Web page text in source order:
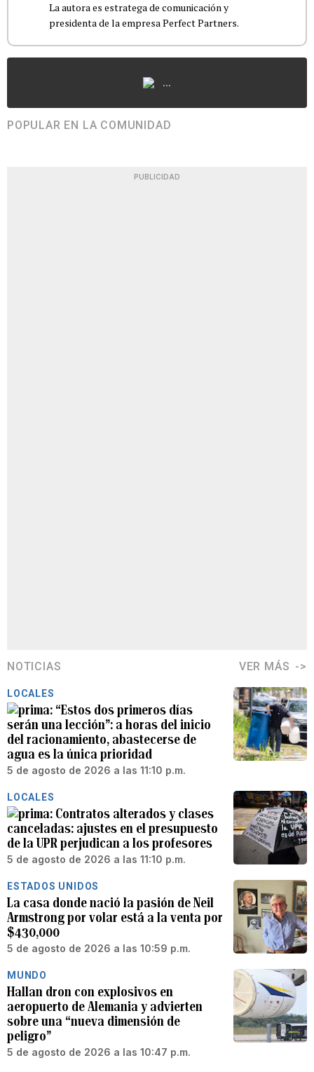
La autora es estratega de comunicación y
presidenta de la empresa Perfect Partners.
...
POPULAR EN LA COMUNIDAD
PUBLICIDAD
NOTICIAS VER MÁS
LOCALES
“Estos dos primeros días
serán una lección”: a horas del inicio
del racionamiento, abastecerse de
agua es la única prioridad
5 de agosto de 2026 a las 11:10 p.m.
LOCALES
Contratos alterados y clases
canceladas: ajustes en el presupuesto
de la UPR perjudican a los profesores
5 de agosto de 2026 a las 11:10 p.m.
ESTADOS UNIDOS
La casa donde nació la pasión de Neil
Armstrong por volar está a la venta por
$430,000
5 de agosto de 2026 a las 10:59 p.m.
MUNDO
Hallan dron con explosivos en
aeropuerto de Alemania y advierten
sobre una “nueva dimensión de
peligro”
5 de agosto de 2026 a las 10:47 p.m.